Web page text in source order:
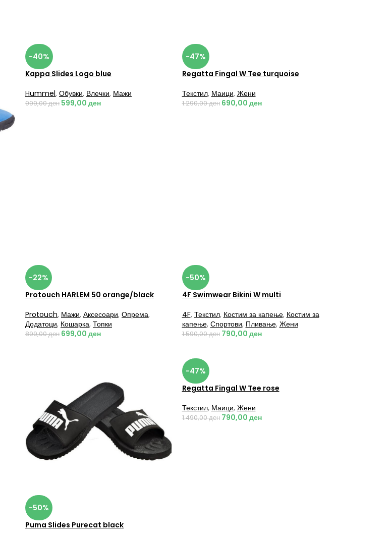
-40%
Kappa Slides Logo blue
Hummel, Обувки, Влечки, Мажи
999,00ден 599,00 ден
-47%
Regatta Fingal W Tee turquoise
Текстил, Маици, Жени
1.290,00ден 690,00 ден
-22%
Protouch HARLEM 50 orange/black
Protouch, Мажи, Аксесоари, Опрема,
Додатоци, Кошарка, Топки
899,00ден 699,00 ден
-50%
4F Swimwear Bikini W multi
4F, Текстил, Костим за капење, Костим за
капење, Спортови, Пливање, Жени
1.590,00ден 790,00 ден
-50%
Puma Slides Purecat black
-47%
Regatta Fingal W Tee rose
Текстил, Маици, Жени
1.490,00ден 790,00 ден